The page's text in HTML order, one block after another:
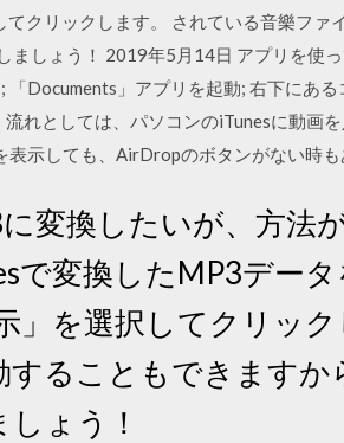
クリックします。 されている音樂ファ
しょう！ 2019年5月14日 アプリを使
Documents」アプリを起動; 右下にある
れとしては、パソコンのiTunesに動画
示しても、AirDropのボタンがない時も
変換したいが、方法
で変換したMP3データ
を選択してクリック
ることもできますか
ょう！